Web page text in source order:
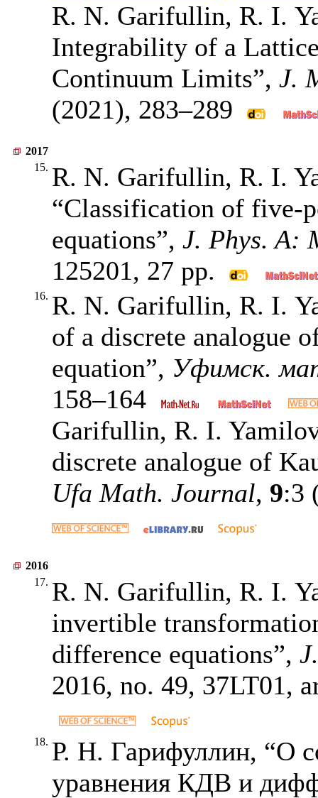
R. N. Garifullin, R. I.
Integrability of a
Continuum Limits”, J.
(2021), 283–289
2017
15. R. N. Garifullin, R. I.
“Classification of five-
equations”, J. Phys. A:
125201, 27 pp.
16. R. N. Garifullin, R. I.
of a discrete analogue
equation”, Уфимск.
158–164
Garifullin, R. I.
discrete analogue of
Ufa Math. Journal, 9:3
2016
17. R. N. Garifullin, R. I.
invertible
difference equations”,
2016, no. 49, 37LT01,
18. Р. Н. Гарифуллин, “О
уравнения КДВ и